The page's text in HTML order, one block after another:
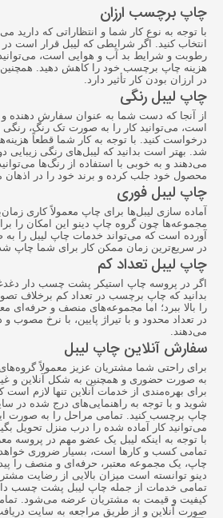
چاپ برچسب ارزان
با توجه به نوع کار شما و انتظاراتی که دارید
انتخاب کنید. اگر شرایطی که لیبل قرار است در
رطوبت و شرایط بد آب و هوایی است، می‌توانید
هزینه چاپ برچسب خود را کاهش دهید. همچنین
در ارزان بودن کار تأثیر دارد.
چاپ لیبل رنگی
از آنجا که دست شما به عنوان سفارش دهنده و
است، می‌توانید کار را به صورت تک رنگ،
درخواست کنید. با توجه به کار شما قطعاً
شد. بهتر است بدانید که لیبل‌های رنگی زیبایی
می‌دهند و به خوبی با استفاده از رنگ‌ها
محصول خود جلب کرده و برند خود را در اذهان
چاپ لیبل فوری
آماده سازی لیبل‌ها برای چاپ معمولاً کاری
مجموعه‌ها چون گروه چاپ دینو این امکان را
آورده‌ است که می‌تواند خدمات چاپ لیبل را
در سریع‌ترین زمان ممکن کار برای شما چاپ
چاپ لیبل تعداد کم
اگر در پروسه چاپ استیکر پشت چسب دار
بدانید که چاپ برچسب در تعداد کم برخلاف
را بالا ببرد؛ اما مجموعه‌های منصف و حرفه‌ای
در تعداد محدود و با تیراژ پایین، با نرخ مصوب و
می‌دهند.
سفارش آنلاین چاپ لیبل
برای راحتی شما مشتریان عزیز معمولاً
به صورت حضوری و همچنین به شکل آنلاین و
برای بهره‌مندی از خدمات آنلاین تنها لازم
شوید و با توجه به راهنمایی‌های درج شده در
چاپ برچسب کنید. تمامی مراحل را به صورت
می‌توانید کار آماده شده را درب منزل تحویل
با توجه به اینکه لیبل یک عضو مهم در پروسه
تمامی کسب و کارها است، بسیار ضروری خواهد
چاپ، یک مجموعه معتبر، حرفه‌ای و منصف را
دینو توانسته است میزان بالایی از رضایت
تمامی خدمات از جمله چاپ لیبل پشت چسب
کیفیت و قیمت به مشتریان عرضه می‌شود.
صورت آنلاین و از طریق مراجعه به سایت